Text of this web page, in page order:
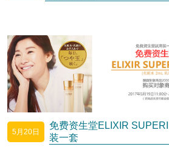
5月20日
免费资生堂ELIXIR
装一套